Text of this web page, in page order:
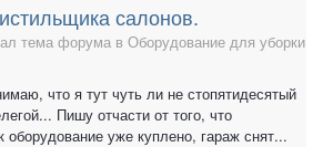
салонов.
тема форума в Оборудование для уборки
что я тут чуть ли не стопятидесятый
Пишу отчасти от того, что
оборудование уже куплено, гараж снят...